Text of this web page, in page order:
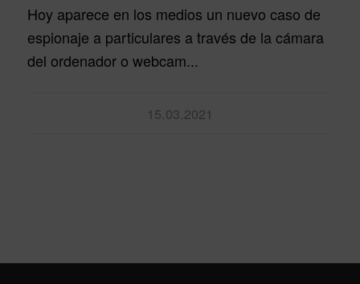
Hoy aparece en los medios un nuevo caso de
espionaje a particulares a través de la cámara
del ordenador o webcam...
15.03.2021